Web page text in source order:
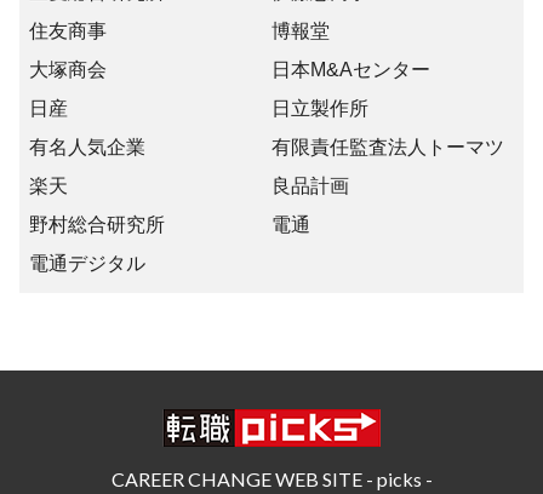
住友商事
博報堂
大塚商会
日本M&Aセンター
日産
日立製作所
有名人気企業
有限責任監査法人トーマツ
楽天
良品計画
野村総合研究所
電通
電通デジタル
CAREER CHANGE WEB SITE - picks -